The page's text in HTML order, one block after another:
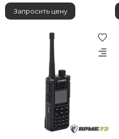
Запросить цену